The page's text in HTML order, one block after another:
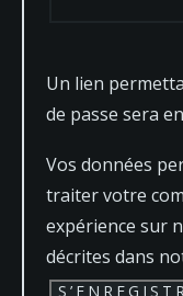
Un lien
de passe sera
Vos données
traiter votre
expérience sur
décrites dans